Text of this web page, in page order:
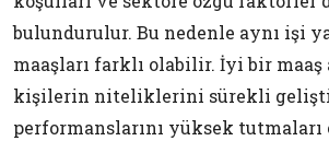
bulundurulur. Bu nedenle aynı işi
maaşları farklı olabilir. İyi bir
kişilerin niteliklerini sürekli
performanslarını yüksek